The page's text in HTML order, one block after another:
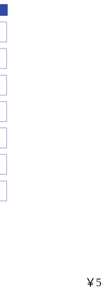
￥5